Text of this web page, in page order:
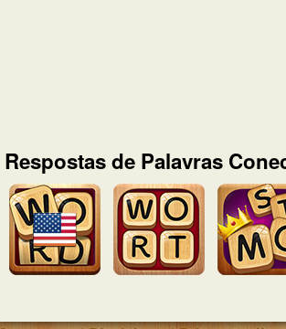
Respostas de Palavras